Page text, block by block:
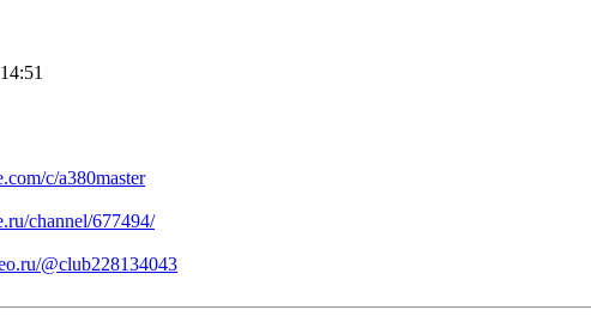
c/a380master
channel/677494/
@club228134043